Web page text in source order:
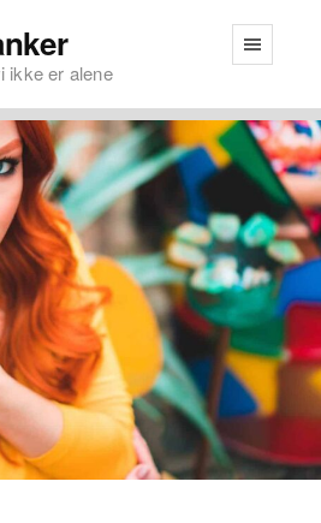
ikke er alene